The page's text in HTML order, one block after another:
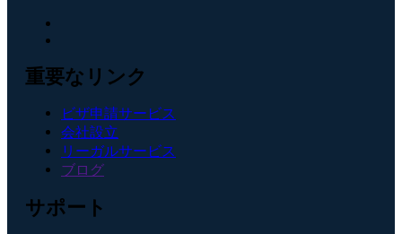
重要なリンク
ビザ申請サービス
会社設立
リーガルサービス
ブログ
サポート